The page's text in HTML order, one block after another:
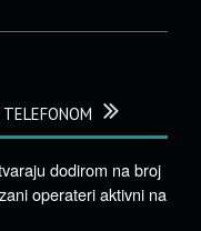
dodirom na broj
operateri aktivni na